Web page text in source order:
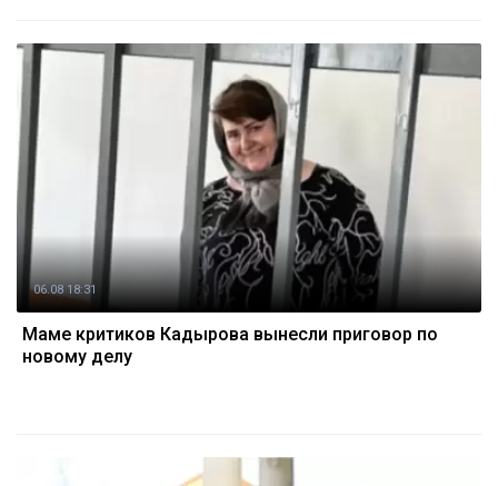
06.08 18:31
Маме критиков Кадырова вынесли приговор по
новому делу